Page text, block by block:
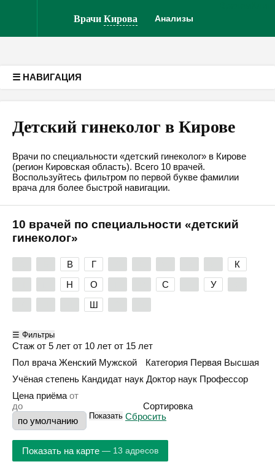
ВрачиКирова Анализы
☰ НАВИГАЦИЯ
Детский гинеколог в Кирове
Врачи по специальности «детский гинеколог» в Кирове
(регион Кировская область). Всего 10 врачей.
Воспользуйтесь фильтром по первой букве фамилии
врача для более быстрой навигации.
10 врачей по специальности «детский
гинеколог»
В Г
К
Н О С У
Ш
☰ Фильтры
Стаж от 5 лет от 10 лет от 15 лет
Пол врача Женский Мужской Категория Первая Высшая
Учёная степень Кандидат наук Доктор наук Профессор
Цена приёма
Сортировка
Показать Сбросить
Показать на карте — 13 адресов